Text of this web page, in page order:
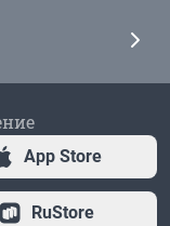
App Store
RuStore